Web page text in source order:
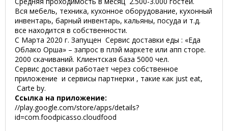
Вся мебель, техника, кухонное оборудование, кухонный
инвентарь, барный инвентарь, кальяны, посуда и т.д.
все находится в собственности.
С Марта 2020 г. Запущен Сервис доставки еды : «Еда
Облако Орша» – запрос в плэй маркете или апп сторе.
2000 скачиваний. Клиентская база 5000 чел.
Сервис доставки работает через собственное
приложение и сервисы партнерки , такие как just eat,
Carte by.
Ссылка на приложение:
//play.google.com/store/apps/details?
id=com.foodpicasso.cloudfood